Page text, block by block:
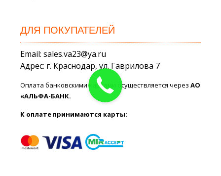
ДЛЯ ПОКУПАТЕЛЕЙ
Email: sales.va23@ya.ru
Адрес: г. Краснодар, ул. Гаврилова 7
Оплата банковскими картами осуществляется черезАО
«АЛЬФА-БАНК.
К оплате принимаются карты: